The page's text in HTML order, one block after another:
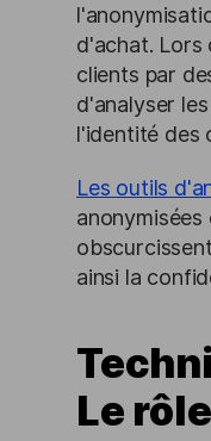
d'achat. Lors
clients par
d'analyser
l'identité des
Les outils
ainsi la
Le